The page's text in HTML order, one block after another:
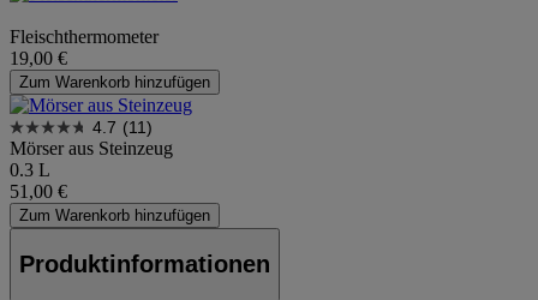
Fleischthermometer
19,00 €
Zum Warenkorb hinzufügen
4.7 (11)
Mörser aus Steinzeug
0.3 L
51,00 €
Zum Warenkorb hinzufügen
Produktinformationen